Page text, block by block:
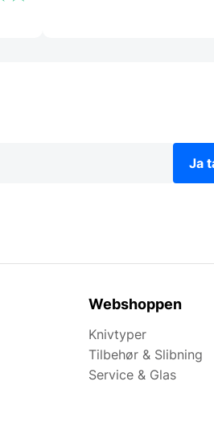
Ja
Webshoppen
Knivtyper
Tilbehør & Slibning
Service & Glas